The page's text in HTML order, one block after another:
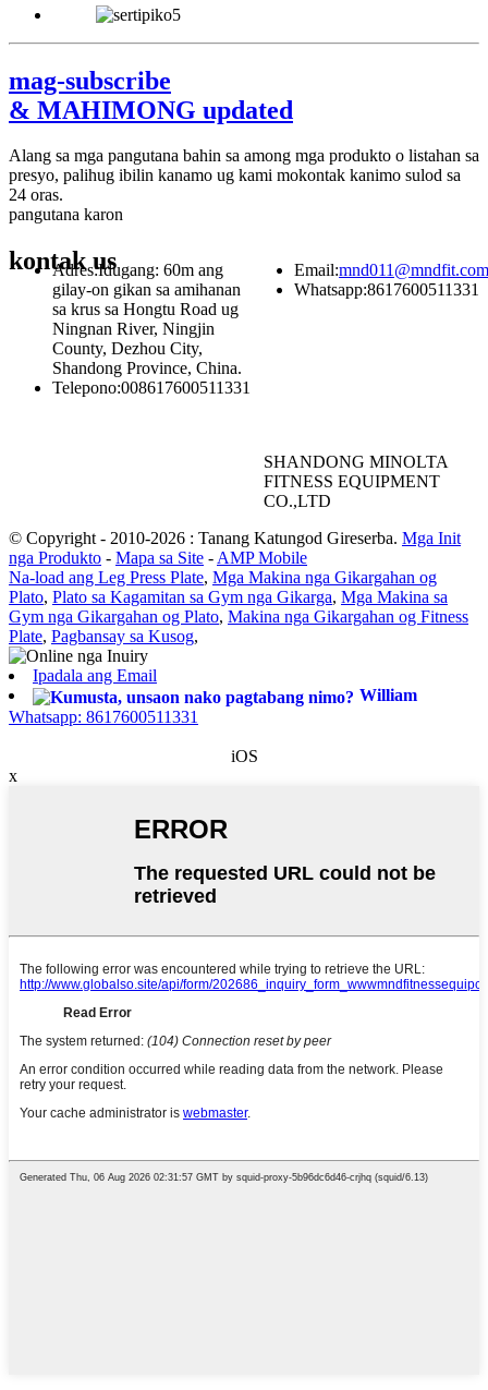
mag-subscribe
& MAHIMONG updated
Alang sa mga pangutana bahin sa among mga produkto o listahan sa
presyo, palihug ibilin kanamo ug kami mokontak kanimo sulod sa
24 oras.
pangutana karon
kontakus
Adres:Idugang: 60m ang
gilay-on gikan sa amihanan
sa krus sa Hongtu Road ug
Ningnan River, Ningjin
County, Dezhou City,
Shandong Province, China.
Telepono:008617600511331
Email:mnd011@mndfit.com
Whatsapp:8617600511331
SHANDONG MINOLTA
FITNESS EQUIPMENT
CO.,LTD
© Copyright - 2010-2026 : Tanang Katungod Gireserba. Mga Init
nga Produkto - Mapa sa Site - AMP Mobile
Na-load ang Leg Press Plate, Mga Makina nga Gikargahan og
Plato, Plato sa Kagamitan sa Gym nga Gikarga, Mga Makina sa
Gym nga Gikargahan og Plato, Makina nga Gikargahan og Fitness
Plate, Pagbansay sa Kusog,
Ipadala ang Email
William
Whatsapp: 8617600511331
iOS
x